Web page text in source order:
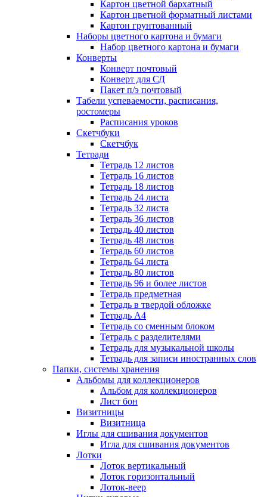
Картон цветной бархатный
Картон цветной форматный листами
Картон грунтованный
Наборы цветного картона и бумаги
Набор цветного картона и бумаги
Конверты
Конверт почтовый
Конверт для СД
Пакет п/э почтовый
Табели успеваемости, расписания,
ростомеры
Расписания уроков
Скетчбуки
Скетчбук
Тетради
Тетрадь 12 листов
Тетрадь 16 листов
Тетрадь 18 листов
Тетрадь 24 листа
Тетрадь 32 листа
Тетрадь 36 листов
Тетрадь 40 листов
Тетрадь 48 листов
Тетрадь 60 листов
Тетрадь 64 листа
Тетрадь 80 листов
Тетрадь 96 и более листов
Тетрадь предметная
Тетрадь в твердой обложке
Тетрадь А4
Тетрадь со сменным блоком
Тетрадь с разделителями
Тетрадь для музыкальной школы
Тетрадь для записи иностранных слов
Папки, системы хранения
Альбомы для коллекционеров
Альбом для коллекционеров
Лист бон
Визитницы
Визитница
Иглы для сшивания документов
Игла для сшивания документов
Лотки
Лоток вертикальный
Лоток горизонтальный
Лоток-веер